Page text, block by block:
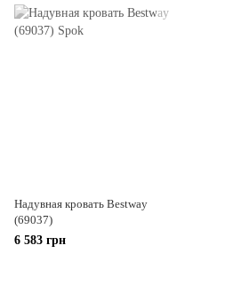
Надувная кровать Bestway
(69037)
6 583 грн